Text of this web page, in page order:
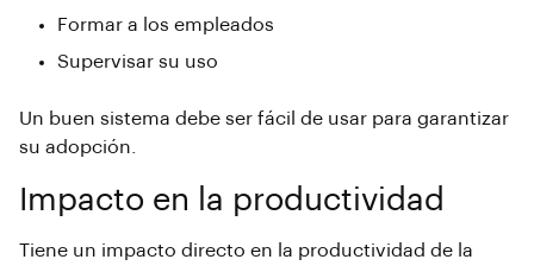
Formar a los empleados
Supervisar su uso
Un buen sistema debe ser fácil de usar para garantizar
su adopción.
Impacto en la productividad
Tiene un impacto directo en la productividad de la